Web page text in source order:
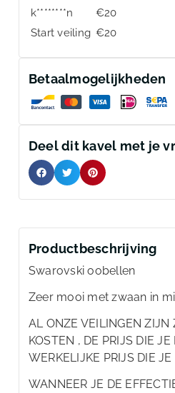
k********n
€20
Start veiling €20
Betaalmogelijkheden
Deel dit kavel met je
Productbeschrijving
Swarovski oobellen
Zeer mooi met zwaan in
AL ONZE VEILINGEN ZIJN
KOSTEN , DE PRIJS DIE
WERKELIJKE PRIJS DIE
WANNEER JE DE